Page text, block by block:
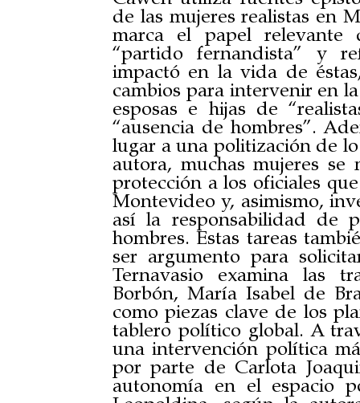
de las mujeres realistas en
marca el papel relevante
“partido fernandista” y
impactó en la vida de
cambios para intervenir en
esposas e hijas de
“ausencia de hombres”.
lugar a una politización de
autora, muchas mujeres
protección a los oficiales
Montevideo y, asimismo,
así la responsabilidad de
hombres. Estas tareas
ser argumento para
Ternavasio examina las
Borbón, María Isabel de
como piezas clave de los
tablero político global. A
una intervención política
por parte de Carlota
autonomía en el espacio